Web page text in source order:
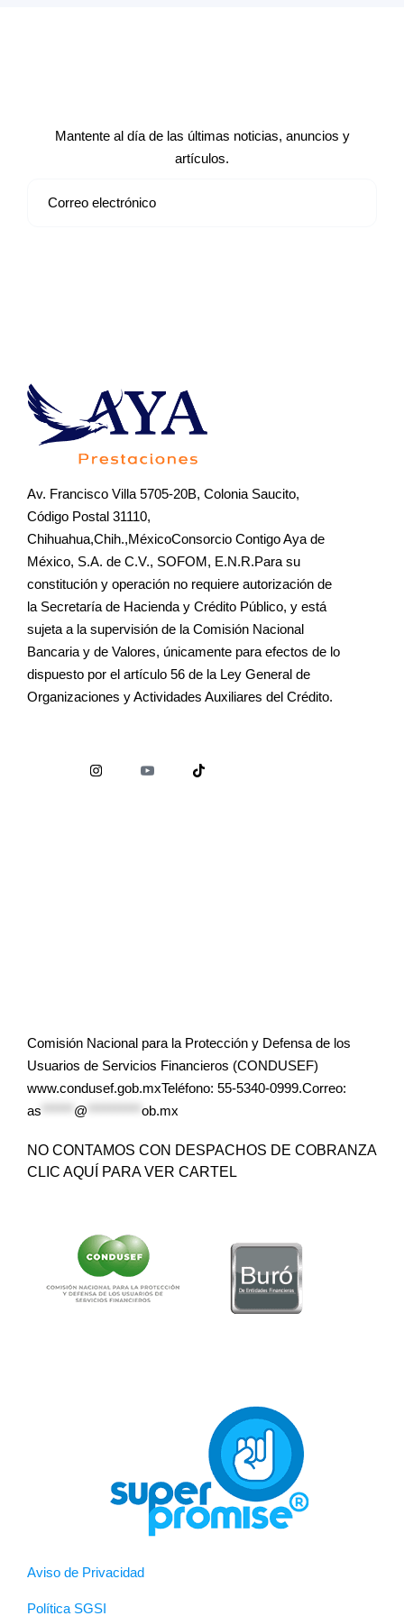
Mantente al día de las últimas noticias, anuncios y
artículos.
Av. Francisco Villa 5705-20B, Colonia Saucito,
Código Postal 31110,
Chihuahua,Chih.,MéxicoConsorcio Contigo Aya de
México, S.A. de C.V., SOFOM, E.N.R.Para su
constitución y operación no requiere autorización de
la Secretaría de Hacienda y Crédito Público, y está
sujeta a la supervisión de la Comisión Nacional
Bancaria y de Valores, únicamente para efectos de lo
dispuesto por el artículo 56 de la Ley General de
Organizaciones y Actividades Auxiliares del Crédito.
Comisión Nacional para la Protección y Defensa de los
Usuarios de Servicios Financieros (CONDUSEF)
www.condusef.gob.mxTeléfono: 55-5340-0999.Correo:
as
@ ob.mx
NO CONTAMOS CON DESPACHOS DE COBRANZA
CLIC AQUÍ PARA VER CARTEL
Aviso de Privacidad
Política SGSI